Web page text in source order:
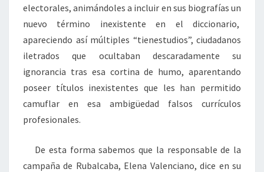
electorales, animándoles a incluir en sus biografías un
nuevo término inexistente en el diccionario,
apareciendo así múltiples “tienestudios”, ciudadanos
iletrados que ocultaban descaradamente su
ignorancia tras esa cortina de humo, aparentando
poseer títulos inexistentes que les han permitido
camuflar en esa ambigüedad falsos currículos
profesionales.
De esta forma sabemos que la responsable de la
campaña de Rubalcaba, Elena Valenciano, dice en su